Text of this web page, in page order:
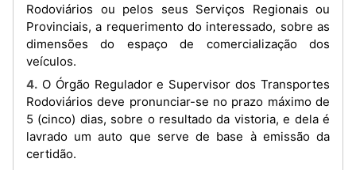
Rodoviários ou pelos seus Serviços Regionais ou
Provinciais, a requerimento do interessado, sobre as
dimensões do espaço de comercialização dos
veículos.
4. O Órgão Regulador e Supervisor dos Transportes
Rodoviários deve pronunciar-se no prazo máximo de
5 (cinco) dias, sobre o resultado da vistoria, e dela é
lavrado um auto que serve de base à emissão da
certidão.